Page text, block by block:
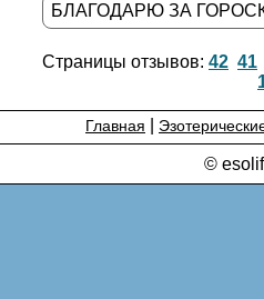
БЛАГОДАРЮ ЗА
Страницы отзывов: 42 41
Главная
©